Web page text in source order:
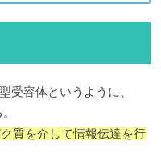
受容体というように、
質を介して情報伝達を行